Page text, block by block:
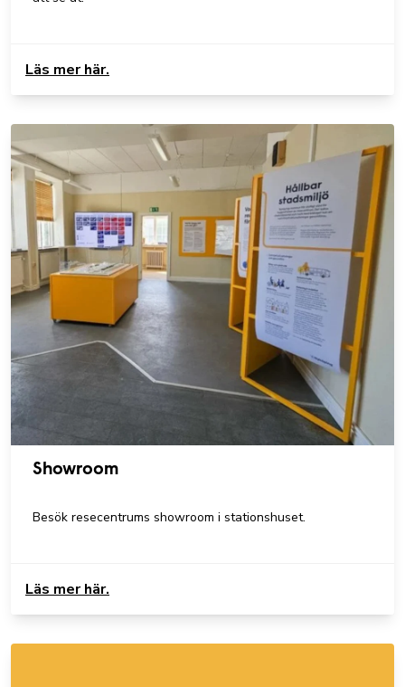
Läs mer här.
Showroom
Besök resecentrums showroom i stationshuset.
Läs mer här.